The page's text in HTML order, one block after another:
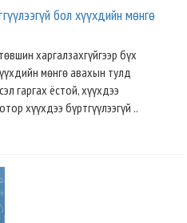
бол хүүхдийн мөнгө
харгалзахгүйгээр бүх
мөнгө авахын тулд
гаргах ёстой, хүүхдээ
хүүхдээ бүртгүүлээгүй ..